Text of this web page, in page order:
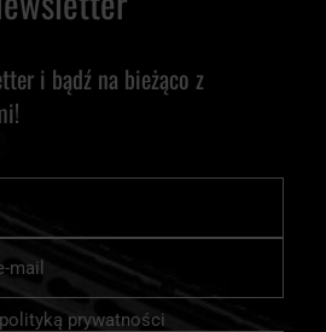
i bądź na bieżąco z
polityką prywatności